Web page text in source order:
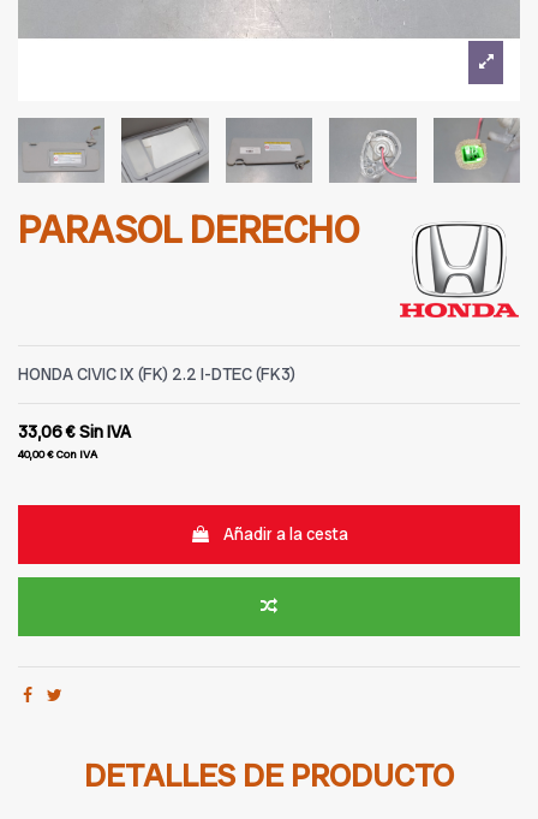
PARASOL DERECHO
HONDA CIVIC IX (FK) 2.2 I-DTEC (FK3)
33,06 €Sin IVA
40,00 €Con IVA
Añadir a la cesta
DETALLES DE PRODUCTO